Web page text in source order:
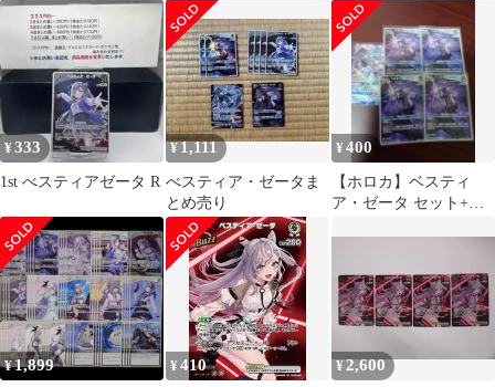
カ ディーヴァフィーバ
ー
HBP07-021SR
¥333
1st べスティアゼータ R
¥1,111
べスティア・ゼータま
とめ売り
¥400
【ホロカ】ベスティ
ア・ゼータ セット+お
¥1,899 ¥410 ¥2,600